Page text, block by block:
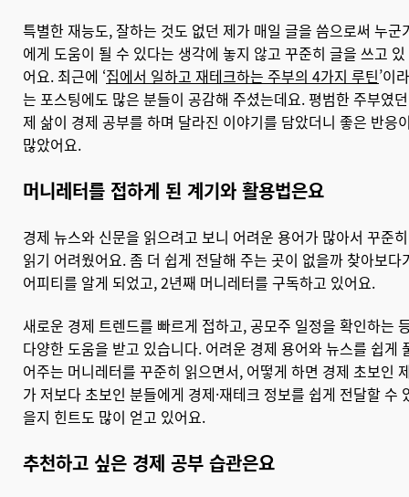
특별한 재능도, 잘하는 것도 없던 제가 매일 글을 씀으로써 누군
에게 도움이 될 수 있다는 생각에 놓지 않고 꾸준히 글을 쓰고 있
어요. 최근에 ‘집에서 일하고 재테크하는 주부의 4가지 루틴’이라
는 포스팅에도 많은 분들이 공감해 주셨는데요. 평범한 주부였던
제 삶이 경제 공부를 하며 달라진 이야기를 담았더니 좋은 반응
많았어요.
머니레터를 접하게 된 계기와 활용법은요
경제 뉴스와 신문을 읽으려고 보니 어려운 용어가 많아서 꾸준히
읽기 어려웠어요. 좀 더 쉽게 전달해 주는 곳이 없을까 찾아보다
어피티를 알게 되었고, 2년째 머니레터를 구독하고 있어요.
새로운 경제 트렌드를 빠르게 접하고, 공모주 일정을 확인하는
다양한 도움을 받고 있습니다. 어려운 경제 용어와 뉴스를 쉽게
어주는 머니레터를 꾸준히 읽으면서, 어떻게 하면 경제 초보인
가 저보다 초보인 분들에게 경제·재테크 정보를 쉽게 전달할 수
을지 힌트도 많이 얻고 있어요.
추천하고 싶은 경제 공부 습관은요